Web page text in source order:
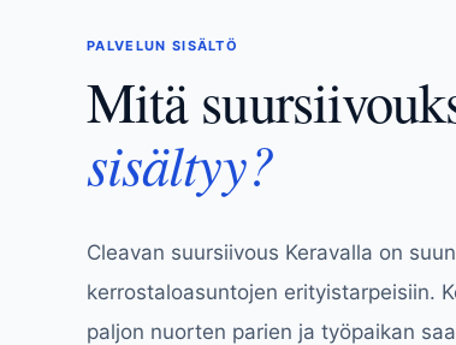
PALVELUN SISÄLTÖ
Mitä
sisältyy?
Cleavan suursiivous Keravalla on
kerrostaloasuntojen erityistarpeisiin.
paljon nuorten parien ja työpaikan